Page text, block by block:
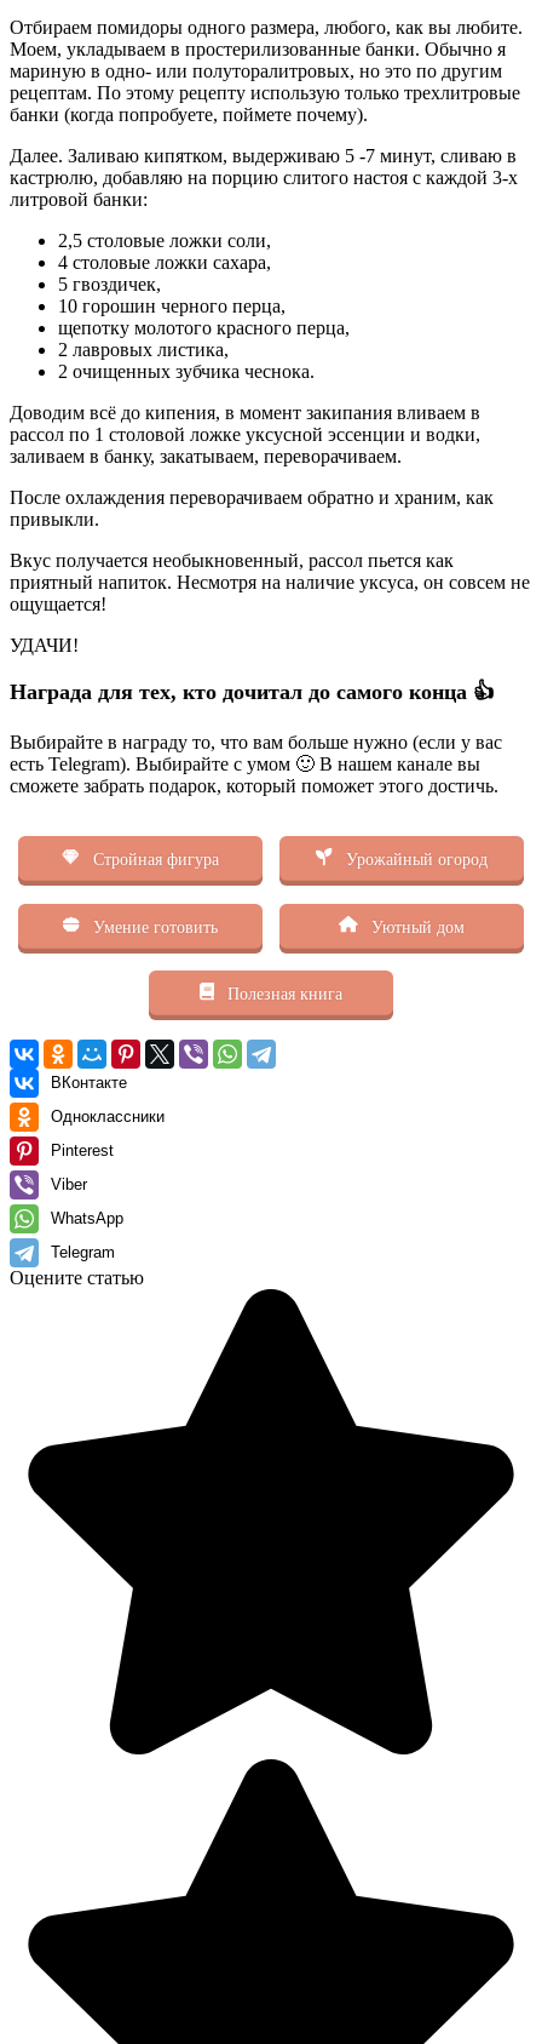
Отбираем помидоры одного размера, любого, как вы любите.
Моем, укладываем в простерилизованные банки. Обычно я
мариную в одно- или полуторалитровых, но это по другим
рецептам. По этому рецепту использую только трехлитровые
банки (когда попробуете, поймете почему).
Далее. Заливаю кипятком, выдерживаю 5 -7 минут, сливаю в
кастрюлю, добавляю на порцию слитого настоя с каждой 3-х
литровой банки:
2,5 столовые ложки соли,
4 столовые ложки сахара,
5 гвоздичек,
10 горошин черного перца,
щепотку молотого красного перца,
2 лавровых листика,
2 очищенных зубчика чеснока.
Доводим всё до кипения, в момент закипания вливаем в
рассол по 1 столовой ложке уксусной эссенции и водки,
заливаем в банку, закатываем, переворачиваем.
После охлаждения переворачиваем обратно и храним, как
привыкли.
Вкус получается необыкновенный, рассол пьется как
приятный напиток. Несмотря на наличие уксуса, он совсем не
ощущается!
УДАЧИ!
Награда для тех, кто дочитал до самого конца 👍
Выбирайте в награду то, что вам больше нужно (если у вас
есть Telegram). Выбирайте с умом 🙂 В нашем канале вы
сможете забрать подарок, который поможет этого достичь.
Стройная фигура Урожайный огород
Умение готовить Уютный дом
Полезная книга
ВКонтакте
Одноклассники
Pinterest
Viber
WhatsApp
Telegram
Оцените статью